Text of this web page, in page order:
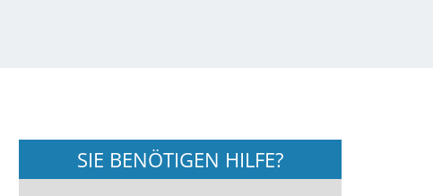
SIE BENÖTIGEN HILFE?